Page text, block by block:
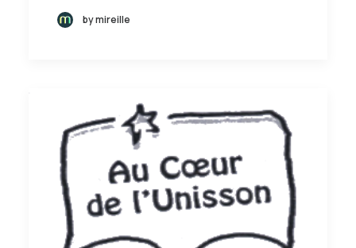
by mireille